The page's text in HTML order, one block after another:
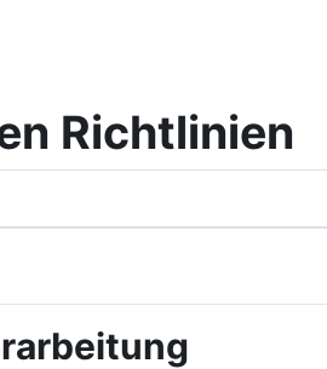
Richtlinien